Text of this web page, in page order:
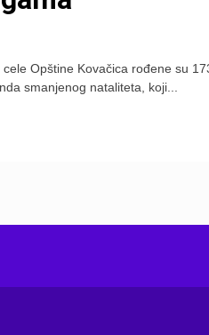
Opštine Kovačica rođene su
smanjenog nataliteta, koji...